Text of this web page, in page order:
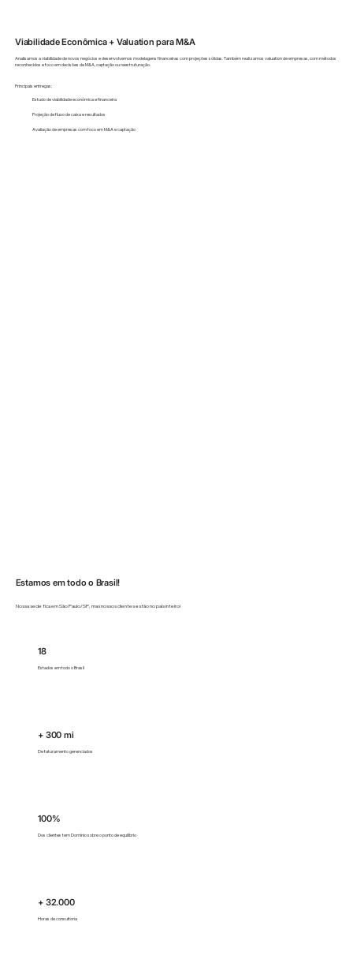
Viabilidade Econômica + Valuation para M&A
Analisamos a viabilidade de novos negócios e desenvolvemos modelagens financeiras com projeções sólidas. Também realizamos valuation de empresas, com métodos
reconhecidos e foco em decisões de M&A, captação ou reestruturação.
Principais entregas:
Estudo de viabilidade econômica e financeira
Projeção de fluxo de caixa e resultados
Avaliação de empresas com foco em M&A e captação
Estamos em todo o Brasil!
Nossa sede fica em São Paulo/SP, mas nossos clientes estão no país inteiro!
18
Estados em todo o Brasil
+ 300 mi
De faturamento gerenciados
100%
Dos clientes tem Domínio sobre o ponto de equilíbrio
+ 32.000
Horas de consultoria